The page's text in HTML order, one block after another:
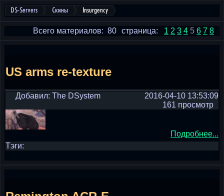
DS-Servers Скины Insurgency
страница: 1 2 3 4 5 6 7 8
Всего материалов: 80
US arms re-texture
Добавил: The DSystem
2016-04-10 13:53:09
161 просмотр
Подробнее...
Тэги: